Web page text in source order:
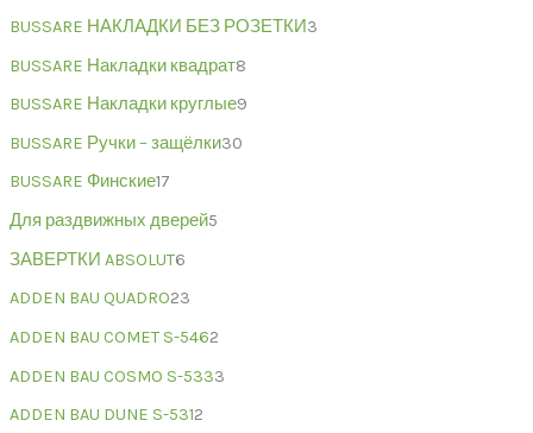
BUSSARE НАКЛАДКИ БЕЗ РОЗЕТКИ3
BUSSARE Накладки квадрат8
BUSSARE Накладки круглые9
BUSSARE Ручки – защёлки30
BUSSARE Финские17
Для раздвижных дверей5
ЗАВЕРТКИ ABSOLUT6
ADDEN BAU QUADRO23
ADDEN BAU COMET S-5462
ADDEN BAU COSMO S-5333
ADDEN BAU DUNE S-5312